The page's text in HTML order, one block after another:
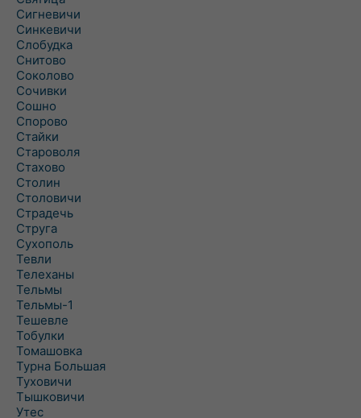
Сигневичи
Синкевичи
Слобудка
Снитово
Соколово
Сочивки
Сошно
Спорово
Стайки
Староволя
Стахово
Столин
Столовичи
Страдечь
Струга
Сухополь
Тевли
Телеханы
Тельмы
Тельмы-1
Тешевле
Тобулки
Томашовка
Турна Большая
Туховичи
Тышковичи
Утес